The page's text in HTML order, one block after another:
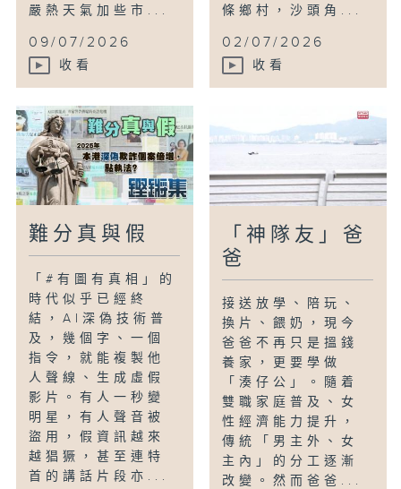
嚴熱天氣加些市...
09/07/2026
收看
條鄉村，沙頭角...
02/07/2026
收看
難分真與假
「#有圖有真相」的
時代似乎已經終
結，AI深偽技術普
及，幾個字、一個
指令，就能複製他
人聲線、生成虛假
影片。有人一秒變
明星，有人聲音被
盜用，假資訊越來
越猖獗，甚至連特
首的講話片段亦...
「神隊友」爸
爸
接送放學、陪玩、
換片、餵奶，現今
爸爸不再只是搵錢
養家，更要學做
「湊仔公」。隨着
雙職家庭普及、女
性經濟能力提升，
傳統「男主外、女
主內」的分工逐漸
改變。然而爸爸...